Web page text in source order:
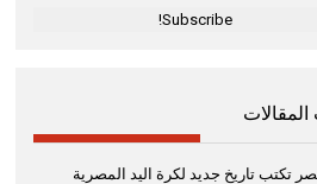
تكتب تاريخ جديد لكرة اليد المصرية